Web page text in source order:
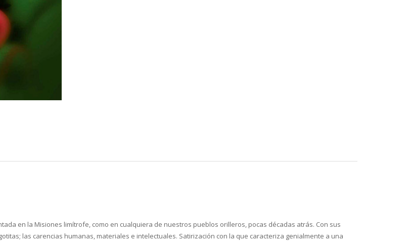
en la Misiones limítrofe, como en cualquiera de nuestros pueblos orilleros, pocas décadas atrás. Con sus
las carencias humanas, materiales e intelectuales. Satirización con la que caracteriza genialmente a una